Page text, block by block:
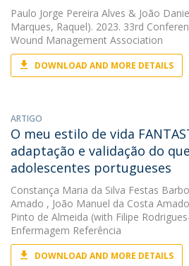
Paulo Jorge Pereira Alves & João
Marques, Raquel). 2023. 33rd
Wound Management Association
DOWNLOAD AND MORE DETAILS
ARTIGO
O meu estilo de vida
adaptação e validação do
adolescentes portugueses
Constança Maria da Silva Festas
Amado , João Manuel da Costa Amado
Pinto de Almeida (with Filipe
Enfermagem Referência
DOWNLOAD AND MORE DETAILS